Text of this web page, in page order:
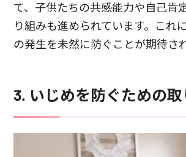
て、子供たちの共感能力や自己肯
り組みも進められています。これ
の発生を未然に防ぐことが期待さ
3. いじめを防ぐための